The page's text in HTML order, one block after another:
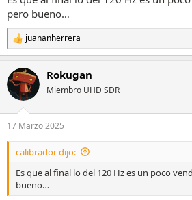
pero bueno…
R
e
c
c
i
e
s
juananherrera
Rokugan
Miembro UHD SDR
17 Marzo 2025
calibrador dijo:
Es que al final lo del 120 Hz es un poco
bueno…